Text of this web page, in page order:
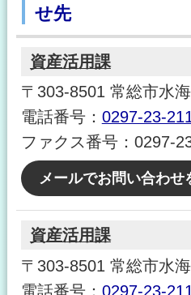
せ先
資産活用課
〒303-8501 常総市水
電話番号： 0297-23-
ファクス番号：0297-
メールでお問い合わせ
資産活用課
〒303-8501 常総市水
電話番号： 0297-23-